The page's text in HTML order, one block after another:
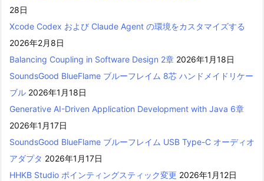
28日
Xcode Codex および Claude Agent の環境をカスタマイズする
2026年2月8日
Balancing Coupling in Software Design 2章 2026年1月18日
SoundsGood BlueFlame ブルーフレイム 8芯 ハンドメイドリケー
ブル 2026年1月18日
Generative AI-Driven Application Development with Java 6章
2026年1月17日
SoundsGood BlueFlame ブルーフレイム USB Type-C オーディオ
アダプタ 2026年1月17日
HHKB Studio ポインティングスティック変更 2026年1月12日